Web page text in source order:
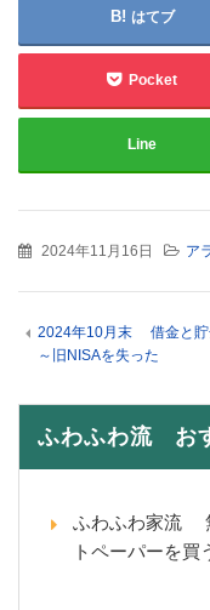
はてブ
Pocket
Line
2024年11月16日 ア
2024年10月末 借金と貯
～旧NISAを失った
ふわふわ流 お
ふわふわ家流
トペーパーを買